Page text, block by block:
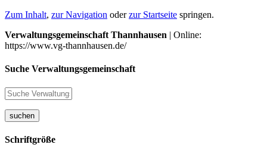
Zum Inhalt, zur Navigation oderzur Startseite springen.
Verwaltungsgemeinschaft Thannhausen | Online:
https://www.vg-thannhausen.de/
Suche Verwaltungsgemeinschaft
suchen
Schriftgröße